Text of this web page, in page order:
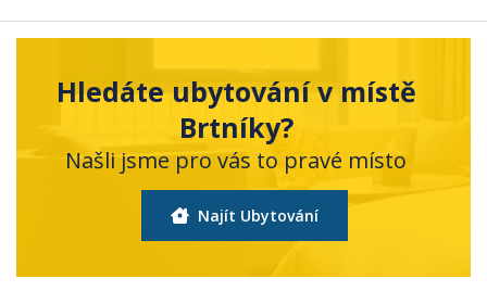
Hledáte ubytování v místě
Brtníky?
Našli jsme pro vás to pravé místo
Najít Ubytování